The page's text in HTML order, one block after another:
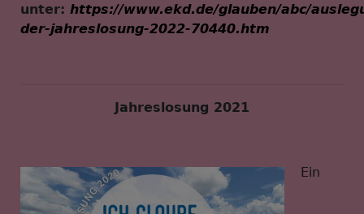
unter: https://www.ekd.de/glauben/abc/
der-jahreslosung-2022-70440.htm
Jahreslosung 2021
Ein